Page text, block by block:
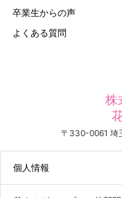
卒業生からの声
よくある質問
株
〒330-0061 埼
個人情報